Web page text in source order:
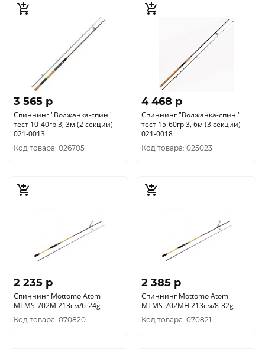
3 565 p
Спиннинг "Волжанка-спин "
тест 10-40гр 3, 3м (2 секции)
021-0013
Код товара: 026705
4 468 p
Спиннинг "Волжанка-спин "
тест 15-60гр 3, 6м (3 секции)
021-0018
Код товара: 025023
2 235 p
Спиннинг Mottomo Atom
MTMS-702M 213см/6-24g
Код товара: 070820
2 385 p
Спиннинг Mottomo Atom
MTMS-702MH 213см/8-32g
Код товара: 070821